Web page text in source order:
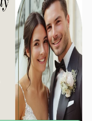
4 downloads este mês
e Panfleto Modelos
Wedding
e Panfleto Modelos